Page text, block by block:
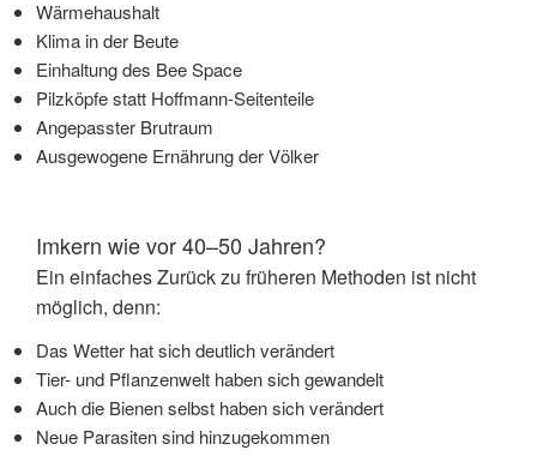
Wärmehaushalt
Klima in der Beute
Einhaltung des Bee Space
Pilzköpfe statt Hoffmann-Seitenteile
Angepasster Brutraum
Ausgewogene Ernährung der Völker
Imkern wie vor 40–50 Jahren?
Ein einfaches Zurück zu früheren Methoden ist nicht
möglich, denn:
Das Wetter hat sich deutlich verändert
Tier- und Pflanzenwelt haben sich gewandelt
Auch die Bienen selbst haben sich verändert
Neue Parasiten sind hinzugekommen